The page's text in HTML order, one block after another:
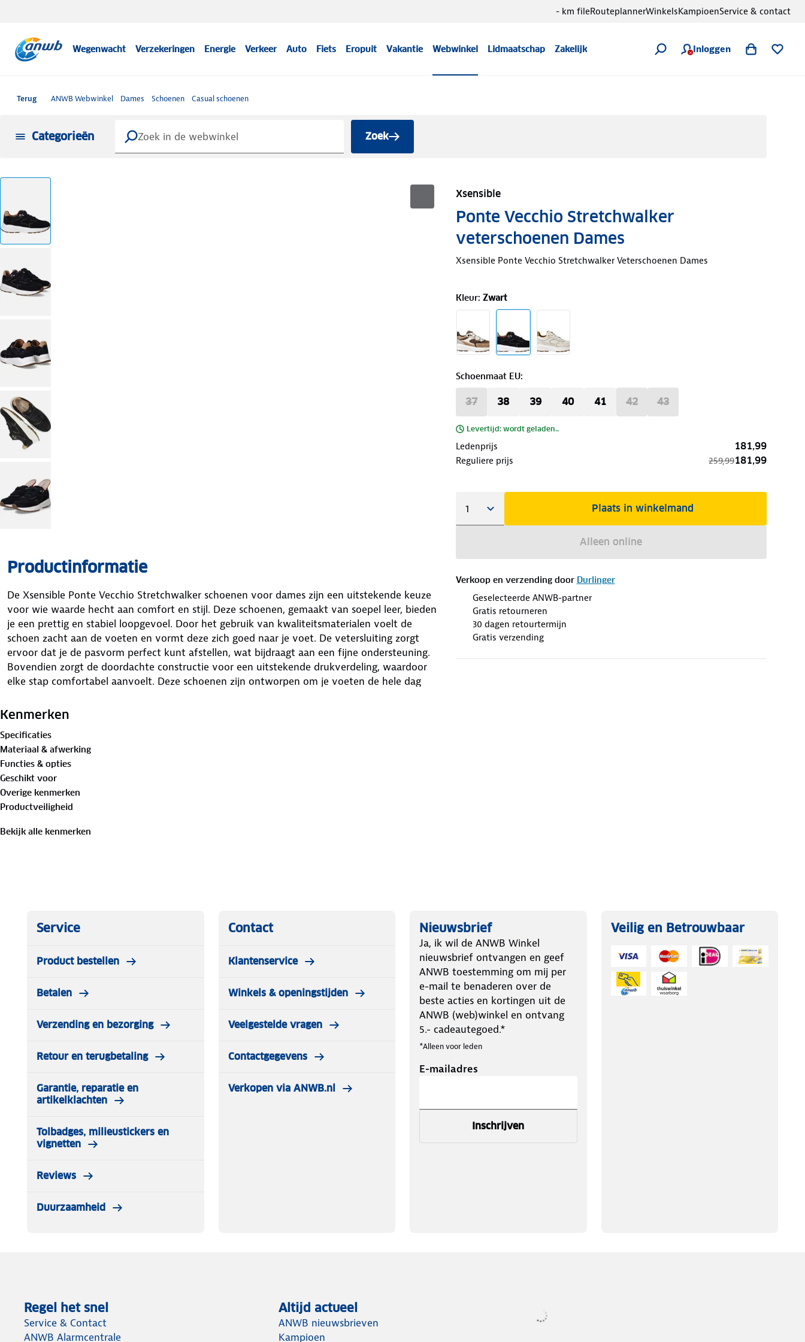
Wegenwacht Verzekeringen Energie Verkeer Auto Fiets Eropuit Vakantie Webwinkel Lidmaatschap Zakelijk Inloggen
- km fileRouteplannerWinkelsKampioenService & contact
Terug ANWB Webwinkel Dames Schoenen Casual schoenen
Categorieën Zoek
Xsensible
Ponte Vecchio Stretchwalker
veterschoenen Dames
Xsensible Ponte Vecchio Stretchwalker Veterschoenen Dames
Kleur: Zwart
Schoenmaat EU:
37 38 39 40 41 42 43
Levertijd: wordt geladen..
Ledenprijs 181,99
Reguliere prijs 259,99181,99
Plaats in winkelmand
Alleen online
Verkoop en verzending door Durlinger
Geselecteerde ANWB-partner
Gratis retourneren
30 dagen retourtermijn
Gratis verzending
Productinformatie
De Xsensible Ponte Vecchio Stretchwalker schoenen voor dames zijn een uitstekende keuze
voor wie waarde hecht aan comfort en stijl. Deze schoenen, gemaakt van soepel leer, bieden
je een prettig en stabiel loopgevoel. Door het gebruik van kwaliteitsmaterialen voelt de
schoen zacht aan de voeten en vormt deze zich goed naar je voet. De vetersluiting zorgt
ervoor dat je de pasvorm perfect kunt afstellen, wat bijdraagt aan een fijne ondersteuning.
Bovendien zorgt de doordachte constructie voor een uitstekende drukverdeling, waardoor
elke stap comfortabel aanvoelt. Deze schoenen zijn ontworpen om je voeten de hele dag
Kenmerken
Specificaties
Materiaal & afwerking
Functies & opties
Geschikt voor
Overige kenmerken
Productveiligheid
Bekijk alle kenmerken
Service
Product bestellen
Betalen
Verzending en bezorging
Retour en terugbetaling
Garantie, reparatie en
artikelklachten
Tolbadges, milieustickers en
vignetten
Reviews
Duurzaamheid
Contact
Klantenservice
Winkels & openingstijden
Veelgestelde vragen
Contactgegevens
Verkopen via ANWB.nl
Nieuwsbrief
Ja, ik wil de ANWB Winkel
nieuwsbrief ontvangen en geef
ANWB toestemming om mij per
e-mail te benaderen over de
beste acties en kortingen uit de
ANWB (web)winkel en ontvang
5.- cadeautegoed.*
*Alleen voor leden
E-mailadres
Inschrijven
Veilig en Betrouwbaar
Regel het snel
Service & Contact
ANWB Alarmcentrale
Altijd actueel
ANWB nieuwsbrieven
Kampioen